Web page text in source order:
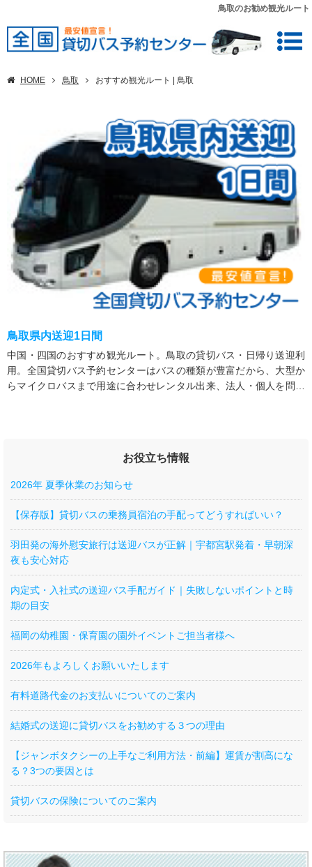
鳥取のお勧め観光ルート
HOME 鳥取 おすすめ観光ルート | 鳥取
鳥取県内送迎1日間
中国・四国のおすすめ観光ルート。鳥取の貸切バス・日帰り送迎利
用。全国貸切バス予約センターはバスの種類が豊富だから、大型か
らマイクロバスまで用途に合わせレンタル出来、法人・個人を問わ
お役立ち情報
2026年 夏季休業のお知らせ
【保存版】貸切バスの乗務員宿泊の手配ってどうすればいい？
羽田発の海外慰安旅行は送迎バスが正解｜宇都宮駅発着・早朝深
夜も安心対応
内定式・入社式の送迎バス手配ガイド｜失敗しないポイントと時
期の目安
福岡の幼稚園・保育園の園外イベントご担当者様へ
2026年もよろしくお願いいたします
有料道路代金のお支払いについてのご案内
結婚式の送迎に貸切バスをお勧めする３つの理由
【ジャンボタクシーの上手なご利用方法・前編】運賃が割高にな
る？3つの要因とは
貸切バスの保険についてのご案内